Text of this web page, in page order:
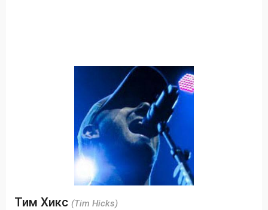
Тим Хикс (Tim Hicks)